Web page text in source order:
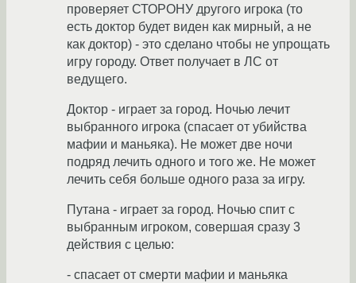
проверяет СТОРОНУ другого игрока (то
есть доктор будет виден как мирный, а не
как доктор) - это сделано чтобы не упрощать
игру городу. Ответ получает в ЛС от
ведущего.
Доктор - играет за город. Ночью лечит
выбранного игрока (спасает от убийства
мафии и маньяка). Не может две ночи
подряд лечить одного и того же. Не может
лечить себя больше одного раза за игру.
Путана - играет за город. Ночью спит с
выбранным игроком, совершая сразу 3
действия с целью:
- спасает от смерти мафии и маньяка